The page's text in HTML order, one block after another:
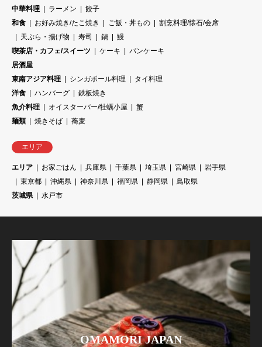
中華料理
ラーメン
餃子
和食
お好み焼き/たこ焼き ご飯・丼もの
割烹料理/懐石/会席
天ぷら・揚げ物
寿司 鍋
鰻
喫茶店・カフェ/スイーツ
ケーキ
パンケーキ
居酒屋
東南アジア料理
シンガポール料理
タイ料理
洋食
ハンバーグ
鉄板焼き
魚介料理
オイスターバー/牡蠣小屋
蟹
麺類
焼きそば 蕎麦
エリア
エリア お家ごはん 兵庫県 千葉県 埼玉県 宮崎県
岩手県
東京都
沖縄県 神奈川県 福岡県 静岡県
鳥取県
茨城県
水戸市
OMAMORI JAPAN